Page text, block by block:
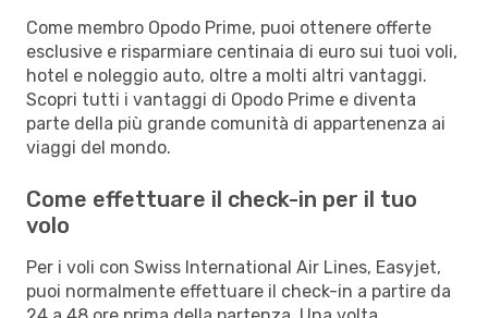
Come membro Opodo Prime, puoi ottenere offerte
esclusive e risparmiare centinaia di euro sui tuoi voli,
hotel e noleggio auto, oltre a molti altri vantaggi.
Scopri tutti i vantaggi di Opodo Prime e diventa
parte della più grande comunità di appartenenza ai
viaggi del mondo.
Come effettuare il check-in per il tuo
volo
Per i voli con Swiss International Air Lines, Easyjet,
puoi normalmente effettuare il check-in a partire da